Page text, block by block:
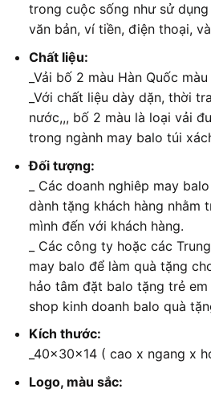
trong cuộc sống như sử
văn bản, ví tiền, điện thoại,
Chất liệu:
_Vải bố 2 màu Hàn Quốc
_Với chất liệu dày dặn, thời
nước,,, bố 2 màu là loại vải
trong ngành may balo túi
Đối tượng:
_ Các doanh nghiêp may
dành tặng khách hàng nhằm
mình đến với khách hàng.
_ Các công ty hoặc các
may balo để làm quà tặng
hảo tâm đặt balo tặng trẻ
shop kinh doanh balo quà
Kích thước:
_40x30x14 ( cao x ngang x
Logo, màu sắc: